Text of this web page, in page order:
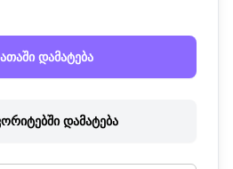
დამატება
დამატება